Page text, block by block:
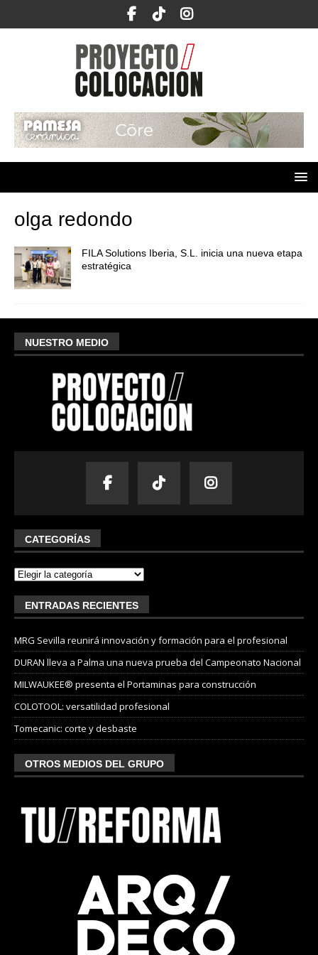
olga redondo
FILA Solutions Iberia, S.L. inicia una nueva etapa
estratégica
NUESTRO MEDIO
CATEGORÍAS
ENTRADAS RECIENTES
MRG Sevilla reunirá innovación y formación para el profesional
DURAN lleva a Palma una nueva prueba del Campeonato Nacional
MILWAUKEE® presenta el Portaminas para construcción
COLOTOOL: versatilidad profesional
Tomecanic: corte y desbaste
OTROS MEDIOS DEL GRUPO